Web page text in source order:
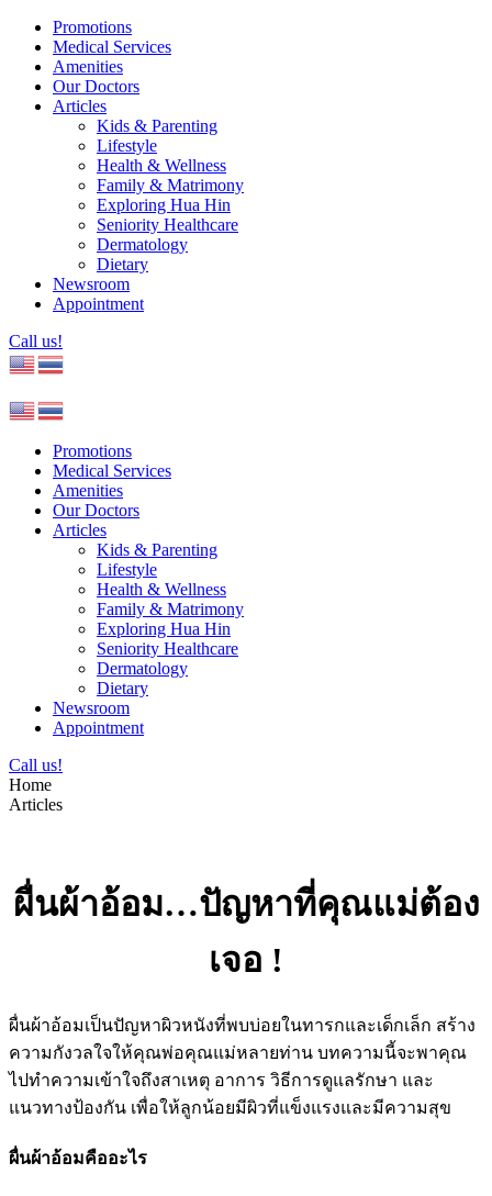
Promotions
Medical Services
Amenities
Our Doctors
Articles
Kids & Parenting
Lifestyle
Health & Wellness
Family & Matrimony
Exploring Hua Hin
Seniority Healthcare
Dermatology
Dietary
Newsroom
Appointment
Call us!
Promotions
Medical Services
Amenities
Our Doctors
Articles
Kids & Parenting
Lifestyle
Health & Wellness
Family & Matrimony
Exploring Hua Hin
Seniority Healthcare
Dermatology
Dietary
Newsroom
Appointment
Call us!
Home
Articles
ผื่นผ้าอ้อม…ปัญหาที่คุณแม่ต้อง
เจอ !
ผื่นผ้าอ้อมเป็นปัญหาผิวหนังที่พบบ่อยในทารกและเด็กเล็ก สร้าง
ความกังวลใจให้คุณพ่อคุณแม่หลายท่าน บทความนี้จะพาคุณ
ไปทำความเข้าใจถึงสาเหตุ อาการ วิธีการดูแลรักษา และ
แนวทางป้องกัน เพื่อให้ลูกน้อยมีผิวที่แข็งแรงและมีความสุข
ผื่นผ้าอ้อมคืออะไร